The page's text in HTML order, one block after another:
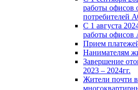
работы офисов
потребителей
С 1 августа
работы офисов
Прием
Нанимателям
Завершение
2023 – 2024гг.
Жители почти